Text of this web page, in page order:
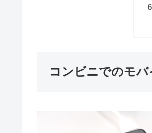
コンビニでのモ